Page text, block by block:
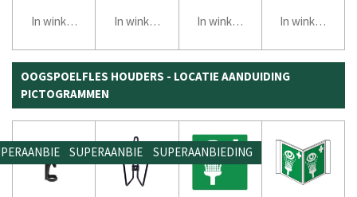
In winkelwagen In winkelwagen In winkelwagen In winkelwagen
OOGSPOELFLES HOUDERS - LOCATIE AANDUIDING
PICTOGRAMMEN
SUPERAANBIEDINGSUPERAANBIEDING